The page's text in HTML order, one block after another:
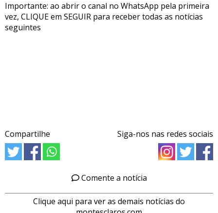
Importante: ao abrir o canal no WhatsApp pela primeira
vez, CLIQUE em SEGUIR para receber todas as notícias
seguintes
Compartilhe Siga-nos nas redes sociais
Comente a notícia
Clique aqui para ver as demais notícias do